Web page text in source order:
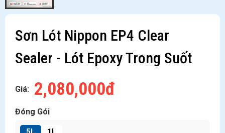
Sơn Lót Nippon EP4 Clear
Sealer - Lót Epoxy Trong Suốt
Giá: 2,080,000đ
Đóng Gói